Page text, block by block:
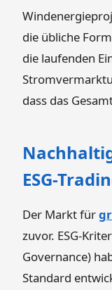
die übliche
die laufenden
dass das
ESG-
Der Markt für
zuvor. ESG-
Governance)
Standard